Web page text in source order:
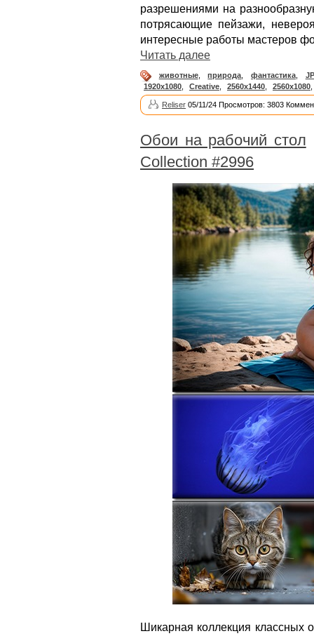
разрешениями на
потрясающие пейзажи,
интересные работы мастеров
Читать далее
животные, природа фантастика
1920x1080
Creative 2560x1440 2560x1080
Reliser 05/11/24 Просмотров: 3803
Обои на рабочий стол
Collection #2996
Шикарная коллекция классных